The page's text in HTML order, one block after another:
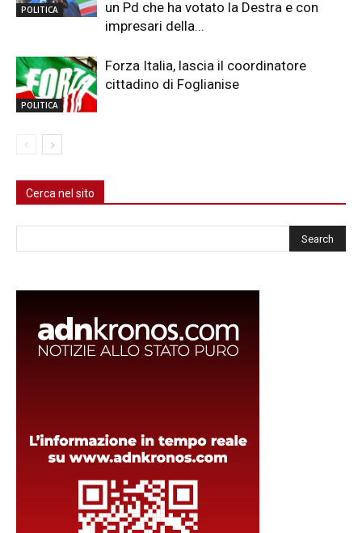
POLITICA
un Pd che ha votato la Destra e con
impresari della...
POLITICA
Forza Italia, lascia il coordinatore
cittadino di Foglianise
Cerca nel sito